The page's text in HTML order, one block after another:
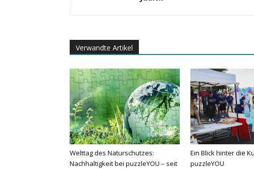
Verwandte Artikel
Welttag des Naturschutzes:
Nachhaltigkeit bei puzzleYOU – seit
Ein Blick hinter die
puzzleYOU